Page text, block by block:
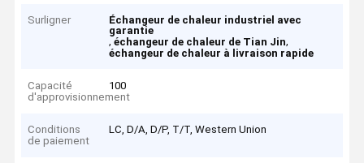
Surligner
Échangeur de chaleur industriel avec
garantie
,échangeur de chaleur de Tian Jin,
échangeur de chaleur à livraison rapide
Capacité
d'approvisionnement
100
Conditions
de paiement
LC, D/A, D/P, T/T, Western Union